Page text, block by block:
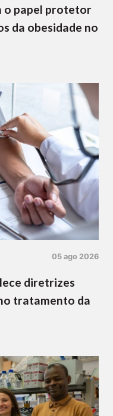
o papel protetor
da obesidade no
05 ago 2026
diretrizes
tratamento da